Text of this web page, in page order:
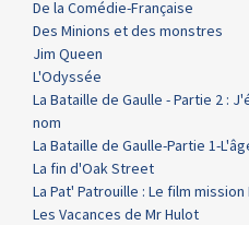
De la Comédie-Française
Des Minions et des monstres
Jim Queen
L'Odyssée
La Bataille de Gaulle - Partie 2 :
nom
La Bataille de Gaulle-Partie 1-
La fin d'Oak Street
La Pat' Patrouille : Le film mission
Les Vacances de Mr Hulot